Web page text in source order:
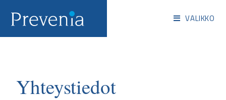
VALIKKO
Yhteystiedot